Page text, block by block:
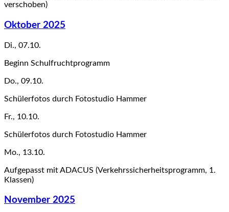
verschoben)
Oktober 2025
Di., 07.10.
Beginn Schulfruchtprogramm
Do., 09.10.
Schülerfotos durch Fotostudio Hammer
Fr., 10.10.
Schülerfotos durch Fotostudio Hammer
Mo., 13.10.
Aufgepasst mit ADACUS (Verkehrssicherheitsprogramm, 1.
Klassen)
November 2025